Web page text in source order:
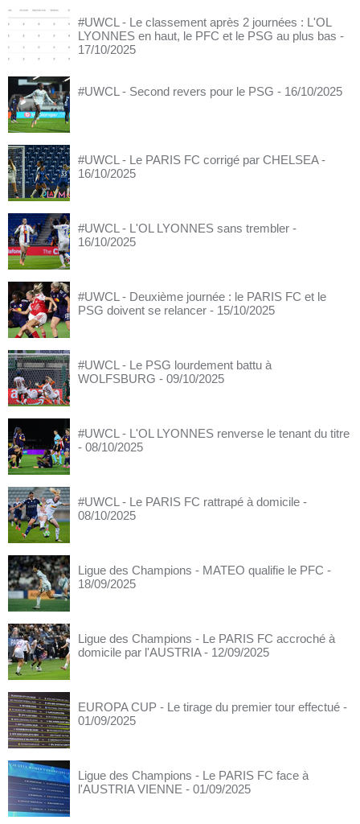
#UWCL - Le classement après 2 journées : L'OL
LYONNES en haut, le PFC et le PSG au plus bas -
17/10/2025
#UWCL - Second revers pour le PSG - 16/10/2025
#UWCL - Le PARIS FC corrigé par CHELSEA -
16/10/2025
#UWCL - L'OL LYONNES sans trembler -
16/10/2025
#UWCL - Deuxième journée : le PARIS FC et le
PSG doivent se relancer - 15/10/2025
#UWCL - Le PSG lourdement battu à
WOLFSBURG - 09/10/2025
#UWCL - L'OL LYONNES renverse le tenant du titre
- 08/10/2025
#UWCL - Le PARIS FC rattrapé à domicile -
08/10/2025
Ligue des Champions - MATEO qualifie le PFC -
18/09/2025
Ligue des Champions - Le PARIS FC accroché à
domicile par l'AUSTRIA - 12/09/2025
EUROPA CUP - Le tirage du premier tour effectué -
01/09/2025
Ligue des Champions - Le PARIS FC face à
l'AUSTRIA VIENNE - 01/09/2025